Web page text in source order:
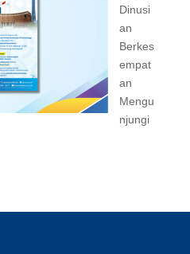
Dinusi
an
Berkes
empat
an
Mengu
njungi